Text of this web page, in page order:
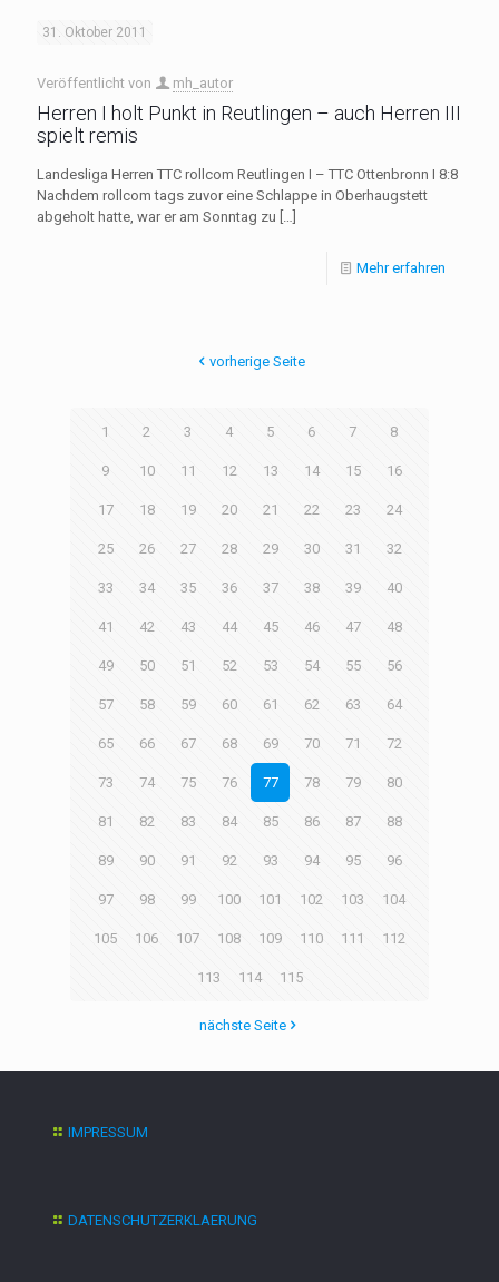
31. Oktober 2011
Veröffentlicht von mh_autor
Herren I holt Punkt in Reutlingen – auch Herren III
spielt remis
Landesliga Herren TTC rollcom Reutlingen I – TTC Ottenbronn I 8:8
Nachdem rollcom tags zuvor eine Schlappe in Oberhaugstett
abgeholt hatte, war er am Sonntag zu […]
Mehr erfahren
vorherige Seite
1 2 3 4 5 6 7 8
9 10 11 12 13 14 15 16
17 18 19 20 21 22 23 24
25 26 27 28 29 30 31 32
33 34 35 36 37 38 39 40
41 42 43 44 45 46 47 48
49 50 51 52 53 54 55 56
57 58 59 60 61 62 63 64
65 66 67 68 69 70 71 72
73 74 75 76 77 78 79 80
81 82 83 84 85 86 87 88
89 90 91 92 93 94 95 96
97 98 99 100 101 102 103 104
105 106 107 108 109 110 111 112
113 114 115
nächste Seite
IMPRESSUM
DATENSCHUTZERKLAERUNG